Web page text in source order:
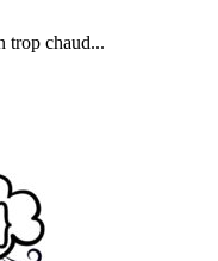
trop chaud...